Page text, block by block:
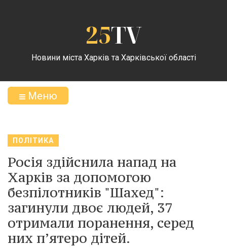
25TV
Новини міста Харків та Харківської області
Меню
ПОЛІТИКА
Росія здійснила напад на
Харків за допомогою
безпілотників "Шахед":
загинули двоє людей, 37
отримали поранення, серед
них п’ятеро дітей.